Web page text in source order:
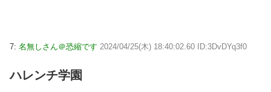
7: 名無しさん＠恐縮です 2024/04/25(木) 18:40:02.60 ID:3DvDYq3f0
ハレンチ学園